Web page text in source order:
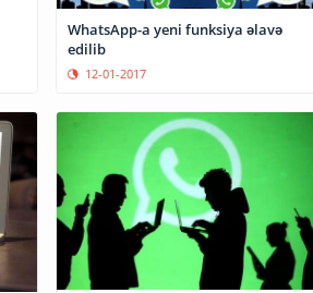
WhatsApp-a yeni funksiya əlavə
edilib
12-01-2017